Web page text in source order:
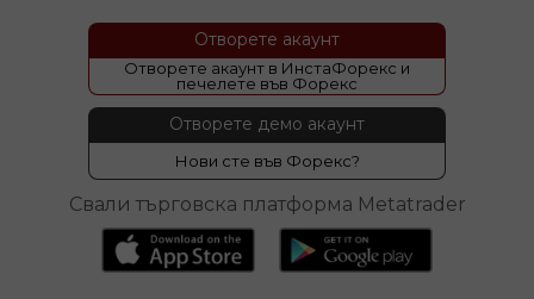
Отворете акаунт
Oтворете акаунт в ИнстаФорекс и
печелете във Форекс
Отворете демо акаунт
Нови сте във Форекс?
Свали търговска платформа Metatrader